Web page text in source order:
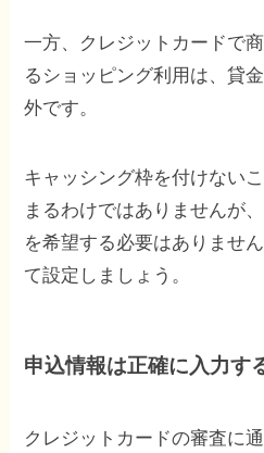
一方、クレジットカードで
るショッピング利用は、貸
外です。
キャッシング枠を付けない
まるわけではありませんが
を希望する必要はありませ
て設定しましょう。
申込情報は正確に入力す
クレジットカードの審査に